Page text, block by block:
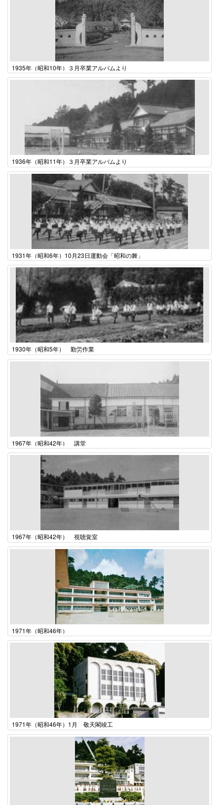
1935年（昭和10年）３月卒業アルバムより
1936年（昭和11年）３月卒業アルバムより
1931年（昭和6年）10月23日運動会「昭和の舞」
1930年（昭和5年） 勤労作業
1967年（昭和42年） 講堂
1967年（昭和42年） 視聴覚室
1971年（昭和46年）
1971年（昭和46年）1月 敬天閣竣工